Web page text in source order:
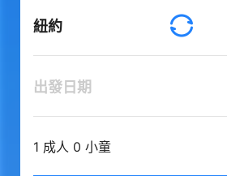
紐約
出發日期
1 成人 0 小童